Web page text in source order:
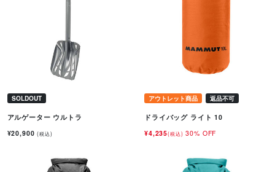
SOLDOUT
アルゲーター ウルトラ
¥20,900(税込)
アウトレット商品 返品不可
ドライバッグ ライト 10
¥4,235(税込) 30% OFF